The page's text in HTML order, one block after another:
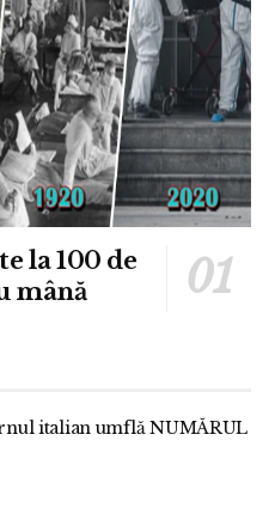
la 100 de
mână
italian umflă NUMĂRUL